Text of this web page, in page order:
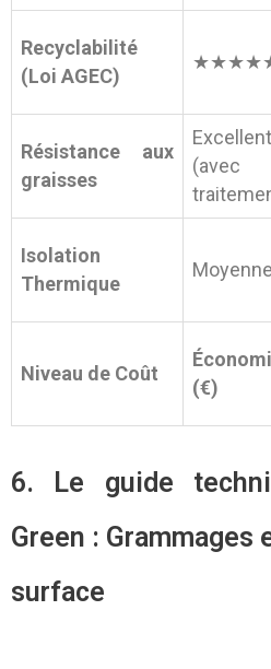
Recyclabilité
(Loi AGEC)
Résistance aux
graisses
(avec
Isolation
Thermique
Moyenne
Niveau de Coût
(€)
6. Le guide
Green : Grammages
surface